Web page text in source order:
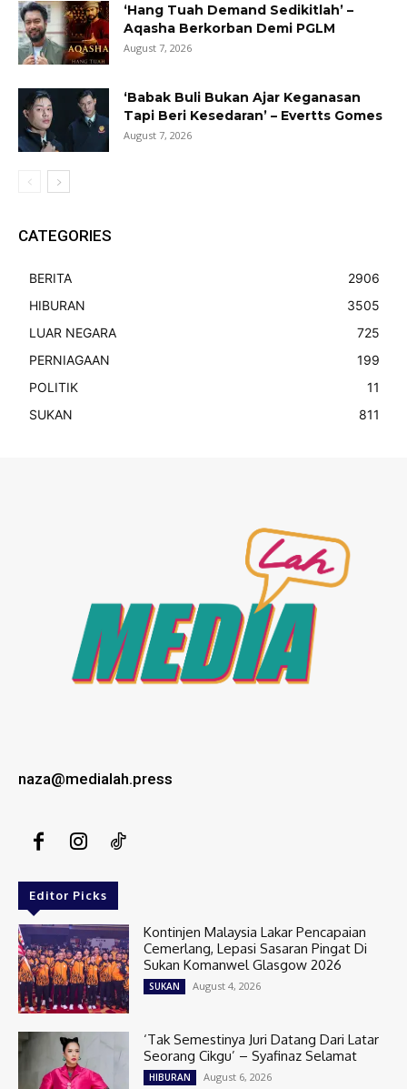
‘Hang Tuah Demand Sedikitlah’ –
Aqasha Berkorban Demi PGLM
August 7, 2026
‘Babak Buli Bukan Ajar Keganasan
Tapi Beri Kesedaran’ – Evertts Gomes
August 7, 2026
CATEGORIES
BERITA
2906
HIBURAN
3505
LUAR NEGARA
725
PERNIAGAAN
199
POLITIK
11
SUKAN
811
naza@medialah.press
Editor Picks
Kontinjen Malaysia Lakar Pencapaian
Cemerlang, Lepasi Sasaran Pingat Di
Sukan Komanwel Glasgow 2026
SUKAN August 4, 2026
‘Tak Semestinya Juri Datang Dari Latar
Seorang Cikgu’ – Syafinaz Selamat
HIBURAN August 6, 2026